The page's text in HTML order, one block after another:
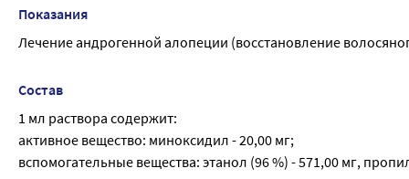
применении 2 %-го раствора не наблюдается
рост волос, можно использовать 5 %-ый раствор.
Для мужчин препарат Генеролон® наиболее эффективен
Препарат Генеролон® наносится только на сухую кожу
Появление первых признаков стимуляции роста волос
более. Начало и степень выраженности роста волос, а
Согласно единичным сообщениям в течение 3-4 месяцев
Показания
Лечение андрогенной алопеции (восстановление
Состав
1 мл раствора содержит:
активное вещество: миноксидил - 20,00 мг;
вспомогательные вещества: этанол (96 %) - 571,00 мг,